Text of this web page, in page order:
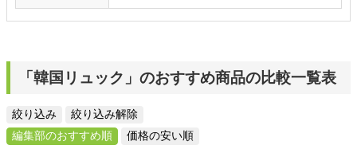
「韓国リュック」のおすすめ商品の比較一覧表
絞り込み
絞り込み解除
編集部のおすすめ順
価格の安い順